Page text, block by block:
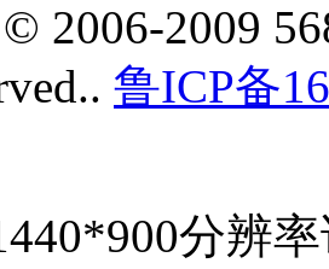
2006-2009
鲁ICP备
分辨